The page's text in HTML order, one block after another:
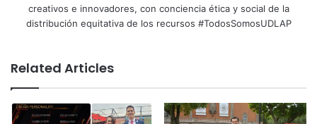
creativos e innovadores, con conciencia ética y social de la
distribución equitativa de los recursos #TodosSomosUDLAP
Related Articles